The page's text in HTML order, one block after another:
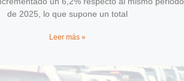
de 2025, lo que supone un total
Leer más »